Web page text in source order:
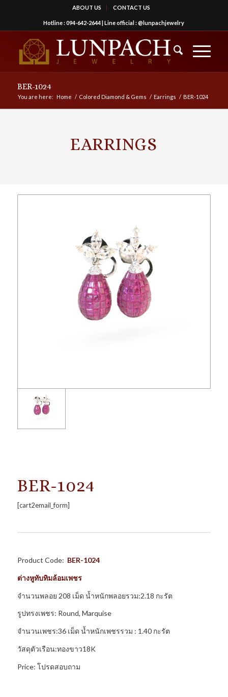
ABOUT US CONTACT US
Hotline :094-642-2644| Line official :@lunpachjewelry
BER-1024
You are here: Home / Colored Diamond & Gems / Earrings / BER-1024
EARRINGS
BER-1024
[cart2email_form]
Product Code: BER-1024
ต่างหูทับทิมล้อมเพชร
จำนวนพลอย 208 เม็ด น้ำหนักพลอยรวม:2.18 กะรัต
รูปทรงเพชร: Round, Marquise
จำนวนเพชร:36 เม็ด น้ำหนักเพชรรวม : 1.40 กะรัต
วัสดุตัวเรือน:ทองขาว18K
Price: โปรดสอบถาม